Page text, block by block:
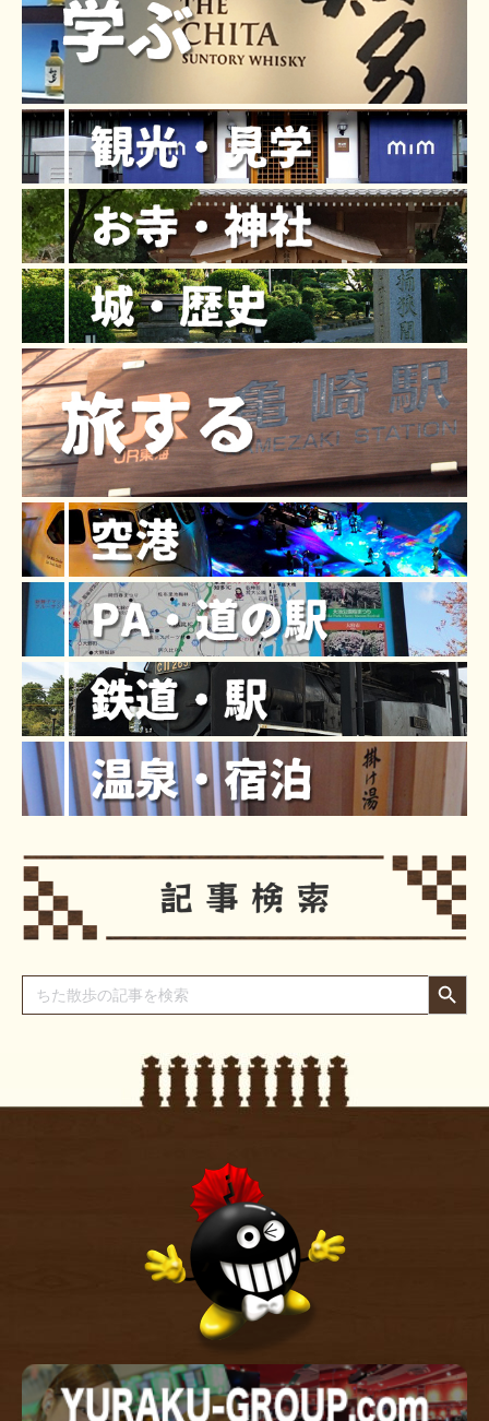
Search
for:
Search Button